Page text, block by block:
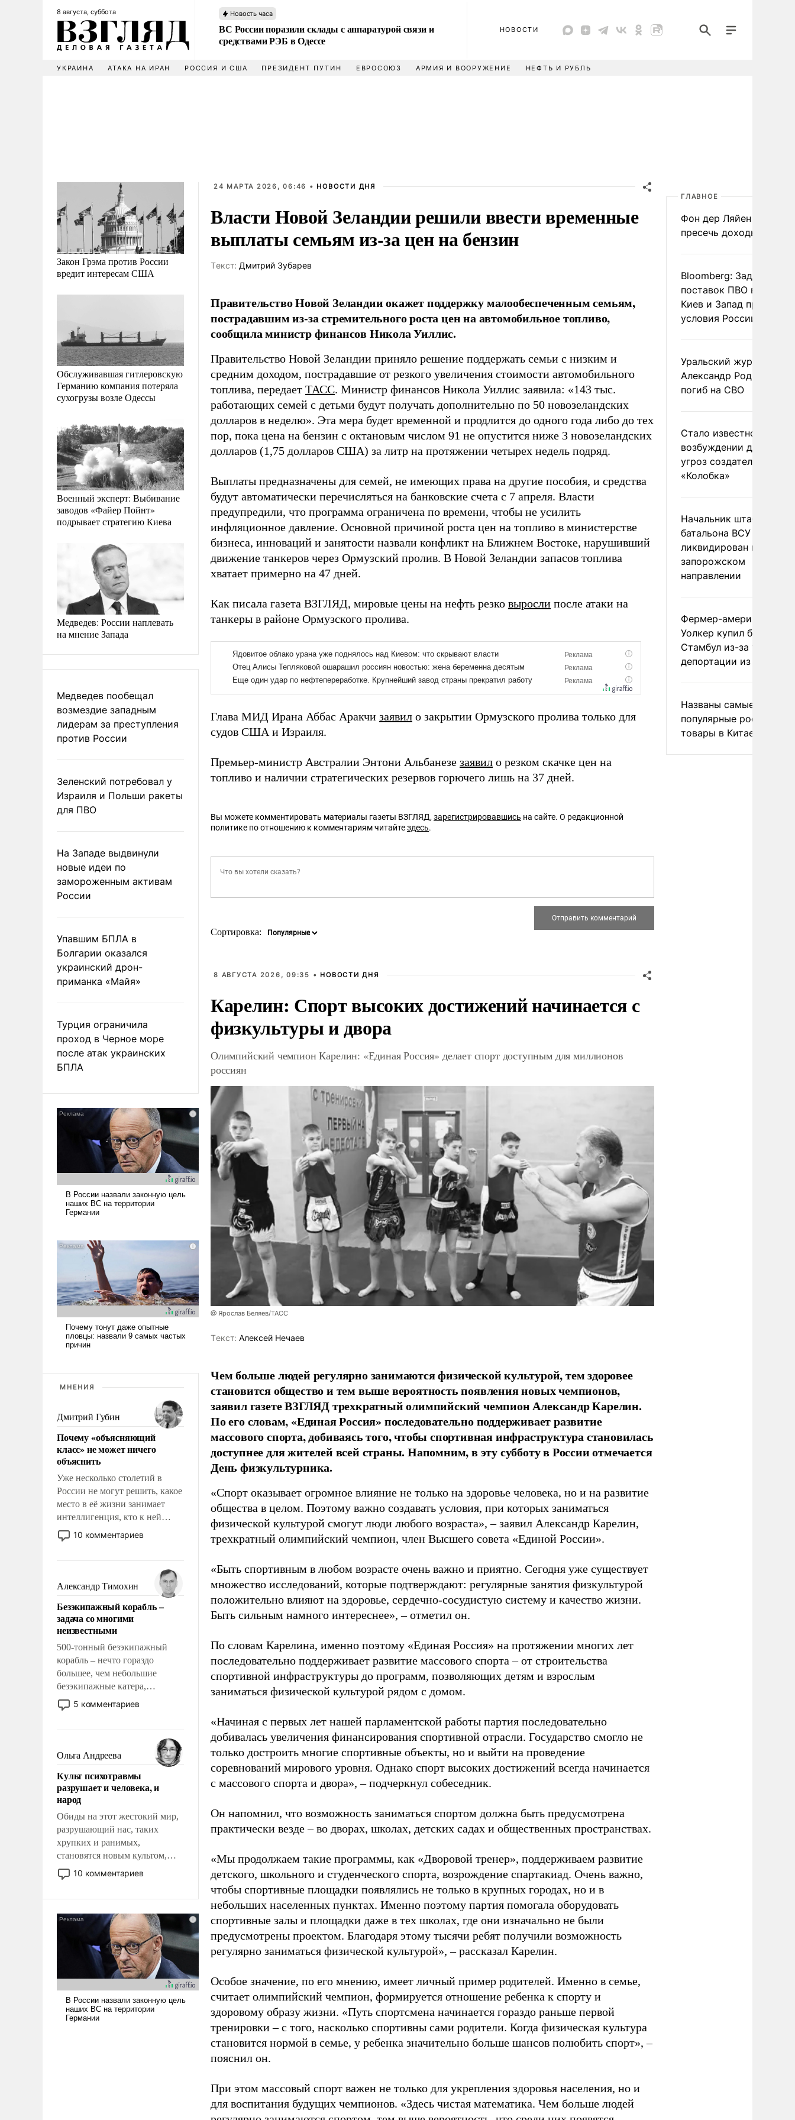
8 августа, суббота Новость часа
ВС России поразили склады с аппаратурой связи и
средствами РЭБ в Одессе
НОВОСТИ
УКРАИНА АТАКА НА ИРАН РОССИЯ И США ПРЕЗИДЕНТ ПУТИН ЕВРОСОЮЗ АРМИЯ И ВООРУЖЕНИЕ НЕФТЬ И РУБЛЬ
Закон Грэма против России
вредит интересам США
Обслуживавшая гитлеровскую
Германию компания потеряла
сухогрузы возле Одессы
Военный эксперт: Выбивание
заводов «Файер Пойнт»
подрывает стратегию Киева
Медведев: России наплевать
на мнение Запада
Медведев пообещал
возмездие западным
лидерам за преступления
против России
Зеленский потребовал у
Израиля и Польши ракеты
для ПВО
На Западе выдвинули
новые идеи по
замороженным активам
России
Упавшим БПЛА в
Болгарии оказался
украинский дрон-
приманка «Майя»
Турция ограничила
проход в Черное море
после атак украинских
БПЛА
МНЕНИЯ
Дмитрий Губин
Почему «объясняющий
класс» не может ничего
объяснить
Уже несколько столетий в
России не могут решить, какое
место в её жизни занимает
интеллигенция, кто к ней
принадлежит, а кого из неё
исключили с правом
чем она отличается от просто
образованных людей. Иногда
казалось, что эти вопросы
решены раз и навсегда, но –
нет, не решены.
10 комментариев
Александр Тимохин
Безэкипажный корабль –
задача со многими
неизвестными
500-тонный безэкипажный
корабль – нечто гораздо
большее, чем небольшие
безэкипажные катера,
применение которых уже
стало обыденностью. Задача по
сложна и амбициозна. Однако
и ее реализация радикально
поднимет наши боевые
возможности.
5 комментариев
Ольга Андреева
Культ психотравмы
разрушает и человека, и
народ
Обиды на этот жестокий мир,
разрушающий нас, таких
хрупких и ранимых,
становятся новым культом,
постепенно вытесняя и
отменяя традиционное
ударами судьбы, брать на себя
ответственность, помогать
слабым, идти вперед и
адаптироваться.
10 комментариев
24 МАРТА 2026, 06:46 • НОВОСТИ ДНЯ
Власти Новой Зеландии решили ввести временные
выплаты семьям из-за цен на бензин
Tекст: Дмитрий Зубарев
Правительство Новой Зеландии окажет поддержку малообеспеченным семьям,
пострадавшим из-за стремительного роста цен на автомобильное топливо,
сообщила министр финансов Никола Уиллис.
Правительство Новой Зеландии приняло решение поддержать семьи с низким и
средним доходом, пострадавшие от резкого увеличения стоимости автомобильного
топлива, передает ТАСС. Министр финансов Никола Уиллис заявила: «143 тыс.
работающих семей с детьми будут получать дополнительно по 50 новозеландских
долларов в неделю». Эта мера будет временной и продлится до одного года либо до тех
пор, пока цена на бензин с октановым числом 91 не опустится ниже 3 новозеландских
долларов (1,75 долларов США) за литр на протяжении четырех недель подряд.
Выплаты предназначены для семей, не имеющих права на другие пособия, и средства
будут автоматически перечисляться на банковские счета с 7 апреля. Власти
предупредили, что программа ограничена по времени, чтобы не усилить
инфляционное давление. Основной причиной роста цен на топливо в министерстве
бизнеса, инноваций и занятости назвали конфликт на Ближнем Востоке, нарушивший
движение танкеров через Ормузский пролив. В Новой Зеландии запасов топлива
хватает примерно на 47 дней.
Как писала газета ВЗГЛЯД, мировые цены на нефть резко выросли после атаки на
танкеры в районе Ормузского пролива.
Глава МИД Ирана Аббас Аракчи заявил о закрытии Ормузского пролива только для
судов США и Израиля.
Премьер-министр Австралии Энтони Альбанезе заявил о резком скачке цен на
топливо и наличии стратегических резервов горючего лишь на 37 дней.
Вы можете комментировать материалы газеты ВЗГЛЯД, зарегистрировавшись на сайте. О редакционной
политике по отношению к комментариям читайтездесь.
Сортировка:
8 АВГУСТА 2026, 09:35 • НОВОСТИ ДНЯ
Карелин: Спорт высоких достижений начинается с
физкультуры и двора
Олимпийский чемпион Карелин: «Единая Россия» делает спорт доступным для миллионов
россиян
@ Ярослав Беляев/ТАСС
Tекст: Алексей Нечаев
Чем больше людей регулярно занимаются физической культурой, тем здоровее
становится общество и тем выше вероятность появления новых чемпионов,
заявил газете ВЗГЛЯД трехкратный олимпийский чемпион Александр Карелин.
По его словам, «Единая Россия» последовательно поддерживает развитие
массового спорта, добиваясь того, чтобы спортивная инфраструктура становилась
доступнее для жителей всей страны. Напомним, в эту субботу в России отмечается
День физкультурника.
«Спорт оказывает огромное влияние не только на здоровье человека, но и на развитие
общества в целом. Поэтому важно создавать условия, при которых заниматься
физической культурой смогут люди любого возраста», – заявил Александр Карелин,
трехкратный олимпийский чемпион, член Высшего совета «Единой России».
«Быть спортивным в любом возрасте очень важно и приятно. Сегодня уже существует
множество исследований, которые подтверждают: регулярные занятия физкультурой
положительно влияют на здоровье, сердечно-сосудистую систему и качество жизни.
Быть сильным намного интереснее», – отметил он.
По словам Карелина, именно поэтому «Единая Россия» на протяжении многих лет
последовательно поддерживает развитие массового спорта – от строительства
спортивной инфраструктуры до программ, позволяющих детям и взрослым
заниматься физической культурой рядом с домом.
«Начиная с первых лет нашей парламентской работы партия последовательно
добивалась увеличения финансирования спортивной отрасли. Государство смогло не
только достроить многие спортивные объекты, но и выйти на проведение
соревнований мирового уровня. Однако спорт высоких достижений всегда начинается
с массового спорта и двора», – подчеркнул собеседник.
Он напомнил, что возможность заниматься спортом должна быть предусмотрена
практически везде – во дворах, школах, детских садах и общественных пространствах.
«Мы продолжаем такие программы, как «Дворовой тренер», поддерживаем развитие
детского, школьного и студенческого спорта, возрождение спартакиад. Очень важно,
чтобы спортивные площадки появлялись не только в крупных городах, но и в
небольших населенных пунктах. Именно поэтому партия помогала оборудовать
спортивные залы и площадки даже в тех школах, где они изначально не были
предусмотрены проектом. Благодаря этому тысячи ребят получили возможность
регулярно заниматься физической культурой», – рассказал Карелин.
Особое значение, по его мнению, имеет личный пример родителей. Именно в семье,
считает олимпийский чемпион, формируется отношение ребенка к спорту и
здоровому образу жизни. «Путь спортсмена начинается гораздо раньше первой
тренировки – с того, насколько спортивны сами родители. Когда физическая культура
становится нормой в семье, у ребенка значительно больше шансов полюбить спорт», –
пояснил он.
При этом массовый спорт важен не только для укрепления здоровья населения, но и
для воспитания будущих чемпионов. «Здесь чистая математика. Чем больше людей
ГЛАВНОЕ
Фон дер Ляйен
пресечь доходы России
Bloomberg: Задержка
поставок ПВО вынудит
Киев и Запад принять
условия России
Уральский журналист
Александр Родионов
погиб на СВО
Стало известно о
возбуждении дела из-
угроз создателям
«Колобка»
Начальник штаба
батальона ВСУ
ликвидирован на
запорожском
направлении
Фермер-американец
Уолкер купил билет в
Стамбул из-за угрозы
депортации из России
Названы самые
популярные российские
товары в Китае